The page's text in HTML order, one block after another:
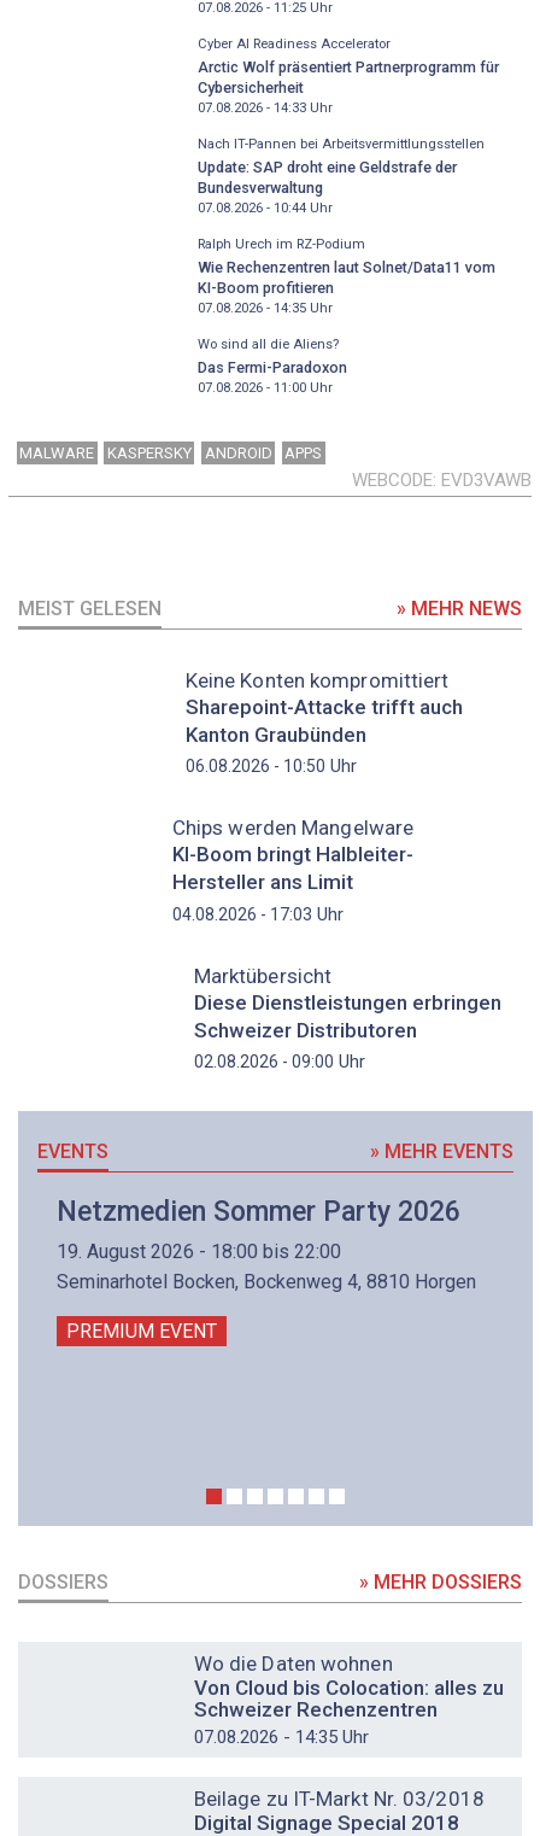
07.08.2026 - 11:25Uhr
Cyber AI Readiness Accelerator
Arctic Wolf präsentiert Partnerprogramm für
Cybersicherheit
07.08.2026 - 14:33Uhr
Nach IT-Pannen bei Arbeitsvermittlungsstellen
Update: SAP droht eine Geldstrafe der
Bundesverwaltung
07.08.2026 - 10:44Uhr
Ralph Urech im RZ-Podium
Wie Rechenzentren laut Solnet/Data11 vom
KI-Boom profitieren
07.08.2026 - 14:35Uhr
Wo sind all die Aliens?
Das Fermi-Paradoxon
07.08.2026 - 11:00Uhr
MALWARE KASPERSKY ANDROID APPS
WEBCODE EVD3VAWB
MEIST GELESEN » MEHR NEWS
Keine Konten kompromittiert
Sharepoint-Attacke trifft auch
Kanton Graubünden
06.08.2026 - 10:50 Uhr
Chips werden Mangelware
KI-Boom bringt Halbleiter-
Hersteller ans Limit
04.08.2026 - 17:03 Uhr
Marktübersicht
Diese Dienstleistungen erbringen
Schweizer Distributoren
02.08.2026 - 09:00 Uhr
EVENTS » MEHR EVENTS
Netzmedien Sommer Party 2026
19. August 2026 - 18:00 bis 22:00
Seminarhotel Bocken, Bockenweg 4, 8810 Horgen
PREMIUM EVENT
DOSSIERS » MEHR DOSSIERS
Wo die Daten wohnen
Von Cloud bis Colocation: alles zu
Schweizer Rechenzentren
07.08.2026 - 14:35 Uhr
Beilage zu IT-Markt Nr. 03/2018
Digital Signage Special 2018